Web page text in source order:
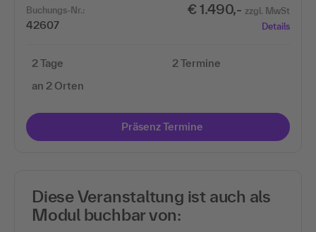
Buchungs-Nr.:
42607
€ 1.490,- zzgl. MwSt
Details
2 Tage
an 2 Orten
2 Termine
Präsenz Termine
Diese Veranstaltung ist auch als
Modul buchbar von: